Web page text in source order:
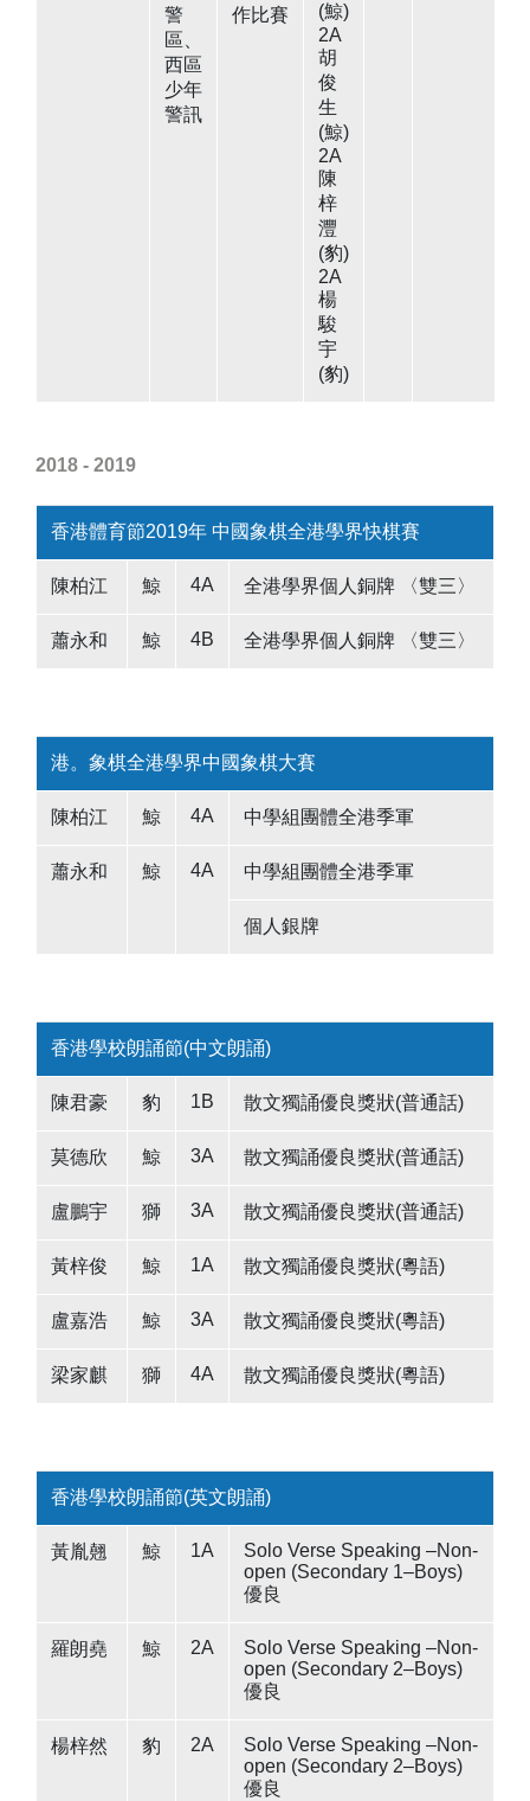
警
區、
西區
少年
警訊
作比賽
(鯨)
2A
胡
俊
生
(鯨)
2A
陳
梓
灃
(豹)
2A
楊
駿
宇
(豹)
2018 - 2019
香港體育節2019年 中國象棋全港學界快棋賽
陳柏江 鯨 4A 全港學界個人銅牌 〈雙三〉
蕭永和 鯨 4B 全港學界個人銅牌 〈雙三〉
港。象棋全港學界中國象棋大賽
陳柏江 鯨 4A 中學組團體全港季軍
蕭永和 鯨 4A 中學組團體全港季軍
個人銀牌
香港學校朗誦節(中文朗誦)
陳君豪 豹 1B 散文獨誦優良獎狀(普通話)
莫德欣 鯨 3A 散文獨誦優良獎狀(普通話)
盧鵬宇 獅 3A 散文獨誦優良獎狀(普通話)
黃梓俊 鯨 1A 散文獨誦優良獎狀(粵語)
盧嘉浩 鯨 3A 散文獨誦優良獎狀(粵語)
梁家麒 獅 4A 散文獨誦優良獎狀(粵語)
香港學校朗誦節(英文朗誦)
黃胤翹 鯨 1A
Solo Verse Speaking –Non-
open (Secondary 1–Boys)
優良
羅朗堯 鯨 2A
Solo Verse Speaking –Non-
open (Secondary 2–Boys)
優良
楊梓然 豹 2A
Solo Verse Speaking –Non-
open (Secondary 2–Boys)
優良